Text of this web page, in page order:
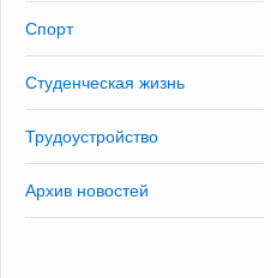
Спорт
Студенческая жизнь
Трудоустройство
Архив новостей